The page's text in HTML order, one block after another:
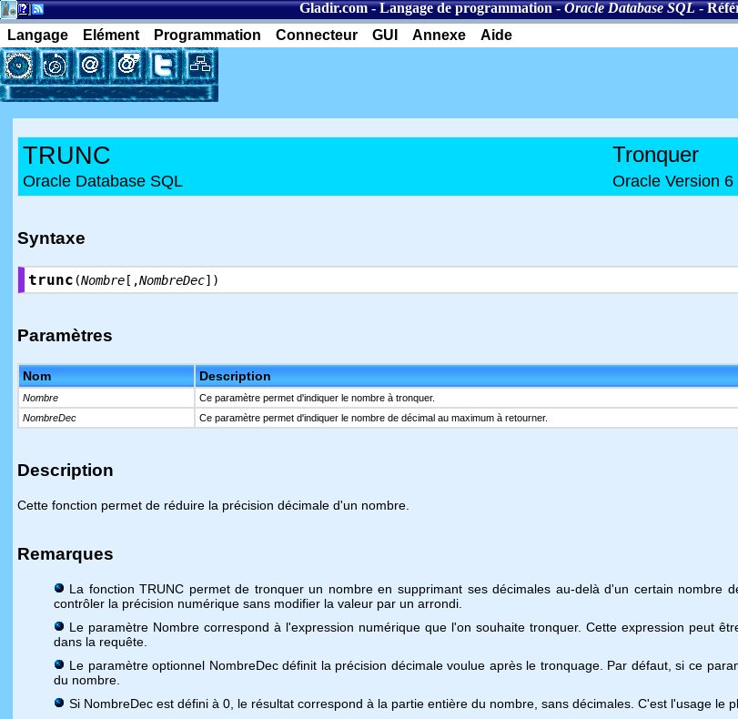
Gladir.com-Langage de programmation-Oracle Database SQL-
Langage
Elément Programmation Connecteur GUI Annexe Aide
TRUNC Tronquer
Oracle Database SQL Oracle Version
Syntaxe
trunc (Nombre [,NombreDec])
Paramètres
Nom Description
Nombre
Ce paramètre permet d'indiquer le nombre à tronquer.
NombreDec
Ce paramètre permet d'indiquer le nombre de décimal au maximum à retourner.
Description
Cette fonction permet de réduire la précision décimale d'un nombre.
Remarques
La fonction TRUNC permet de tronquer un nombre en supprimant ses décimales au-delà d'un certain nombre
contrôler la précision numérique sans modifier la valeur par un arrondi.
Le paramètre Nombre correspond à l'expression numérique que l'on souhaite tronquer. Cette expression peut
dans la requête.
Le paramètre optionnel NombreDec définit la précision décimale voulue après le tronquage. Par défaut, si ce
du nombre.
Si NombreDec est défini à 0, le résultat correspond à la partie entière du nombre, sans décimales. C'est l'usage le